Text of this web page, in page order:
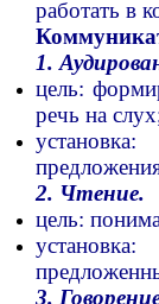
работать в
1.
цель:
речь на
2. Чтение.
цель:
3.